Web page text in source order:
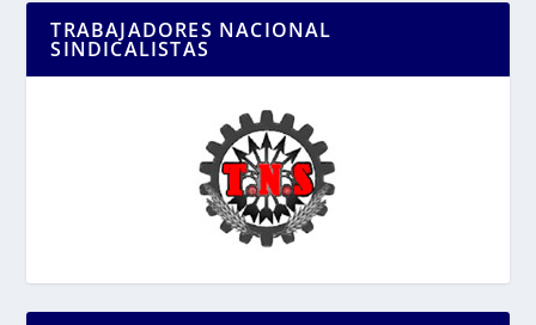
TRABAJADORES NACIONAL
SINDICALISTAS